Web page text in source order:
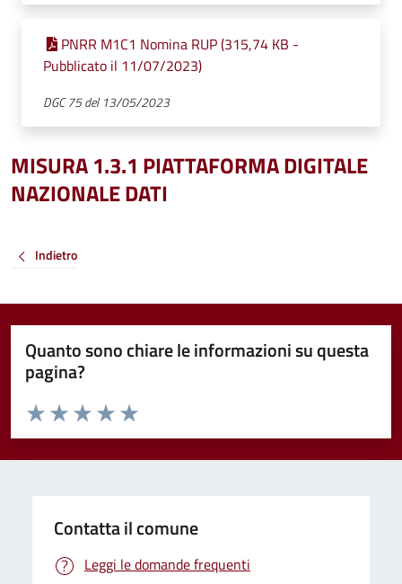
PNRR M1C1 Nomina RUP (315,74 KB -
Pubblicato il 11/07/2023)
DGC 75 del 13/05/2023
MISURA 1.3.1 PIATTAFORMA DIGITALE
NAZIONALE DATI
Indietro
Quanto sono chiare le informazioni su questa
pagina?
Valuta da 1 a 5 stelle la pagina
Valuta 5 stelle su 5
Valuta 4 stelle su 5
Valuta 3 stelle su 5
Valuta 2 stelle su 5
Valuta 1 stelle su 5
Contatta il comune
Leggi le domande frequenti